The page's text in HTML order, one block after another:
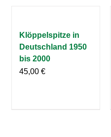
Klöppelspitze in
Deutschland 1950
bis 2000
45,00 €